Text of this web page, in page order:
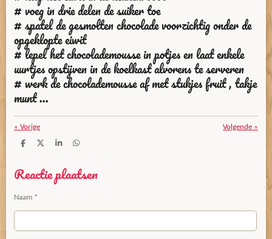
# voeg in drie delen de suiker toe
# spatel de gesmolten chocolade voorzichtig onder de
opgeklopte eiwit
# lepel het chocolademousse in potjes en laat enkele
uurtjes opstijven in de koelkast alvorens te serveren
# werk de chocolademousse af met stukjes fruit , takje
munt ...
« Vorige Volgende »
D
e
n
D
l
S
e
D
n
Reactie plaatsen
Naam *